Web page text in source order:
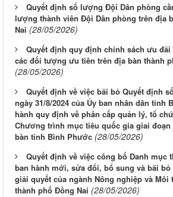
Quyết định số lượng Đội Dân phòng
lượng thành viên Đội Dân phòng trên địa
Nai (28/05/2026)
Quyết định quy định chính sách ưu
các đối tượng ưu tiên trên địa bàn thành
(28/05/2026)
Quyết định về việc bãi bỏ Quyết định
ngày 31/8/2024 của Ủy ban nhân dân tỉnh
hành quy định về phân cấp quản lý, tổ
Chương trình mục tiêu quốc gia giai đoạn
bàn tỉnh Bình Phước (28/05/2026)
Quyết định về việc công bố Danh mục
ban hành mới, sửa đổi, bổ sung và bãi bỏ
giải quyết của ngành Nông nghiệp và
thành phố Đồng Nai (28/05/2026)